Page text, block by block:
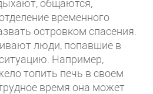
общаются,
временного
островком спасения.
люди, попавшие в
Например,
топить печь в своем
время она может